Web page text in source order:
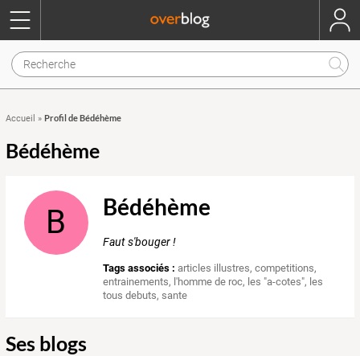
Accueil » Profil de Bédéhème
Bédéhème
B Bédéhème
Faut s'bouger !
Tags associés : articles illustres,competitions,
entrainements, l'homme de roc, les "a-cotes", les
tous debuts,sante
Ses blogs